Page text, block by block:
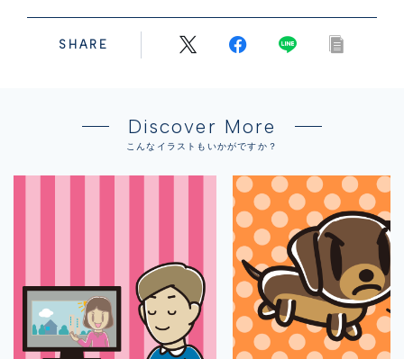
SHARE
Discover More
こんなイラストもいかがですか？